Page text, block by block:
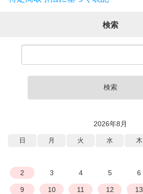
検索
検索
2026年8月
日 月 火 水 木
2 3 4 5 6
9 10 11 12 13